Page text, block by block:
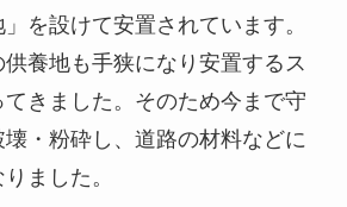
を設けて安置されています。
養地も手狭になり安置するス
きました。そのため今まで守
・粉砕し、道路の材料などに
ました。